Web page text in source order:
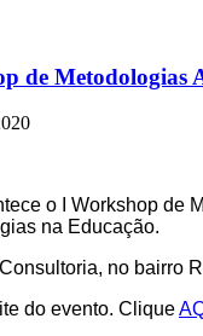
Metodologias
o I Workshop de
na Educação.
no bairro
do evento. Clique